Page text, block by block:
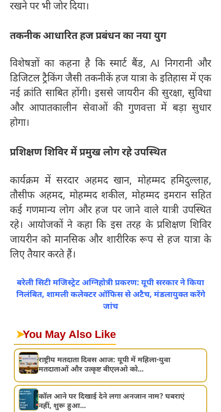
रखने पर भी जोर दिया।
तकनीक आधारित हज प्रबंधन का नया युग
विशेषज्ञों का कहना है कि स्मार्ट बैंड, AI निगरानी और
डिजिटल ट्रैकिंग जैसी तकनीकें हज यात्रा के इतिहास में एक
नई क्रांति साबित होंगी। इससे जायरीन की सुरक्षा, सुविधा
और आपातकालीन सेवाओं की गुणवत्ता में बड़ा सुधार
होगा।
प्रशिक्षण शिविर में प्रमुख लोग रहे उपस्थित
कार्यक्रम में सरदार अहमद खान, मोहम्मद हमिदुल्लाह,
तौसीफ अहमद, मोहम्मद शकील, मोहम्मद इमरान सहित
कई गणमान्य लोग और हज पर जाने वाले यात्री उपस्थित
रहे। आयोजकों ने कहा कि इस तरह के प्रशिक्षण शिविर
जायरीन को मानसिक और शारीरिक रूप से हज यात्रा के
लिए तैयार करते हैं।
बरेली सिटी मजिस्ट्रेट अग्निहोत्री प्रकरण: यूपी सरकार ने किया
निलंबित, शामली कलेक्टर ऑफिस से अटैच, मंडलायुक्त करेंगे
जांच
➤You May Also Like
राष्ट्रीय मतदाता दिवस आज: यूपी में महिला-युवा
मतदाताओं और उत्कृष्ट बीएलओ को...
कॉल आने पर दिखाई देने लगा अनजान नाम? घबराएं
नहीं, शुरू हुआ...